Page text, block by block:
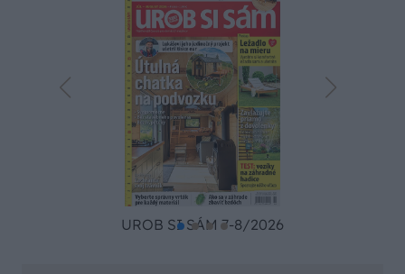
UROB SI SÁM 7-8/2026